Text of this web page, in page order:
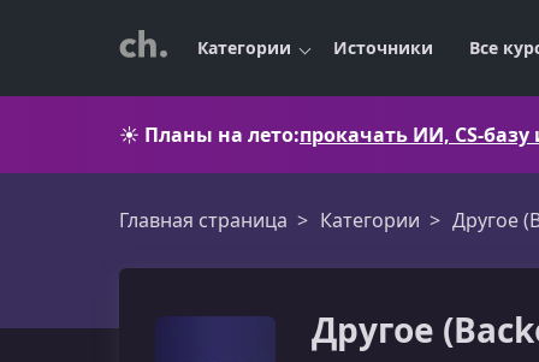
Категории Источники Все
☀️ Планы на лето:прокачать ИИ, CS-
Главная страница Категории Другое
Другое